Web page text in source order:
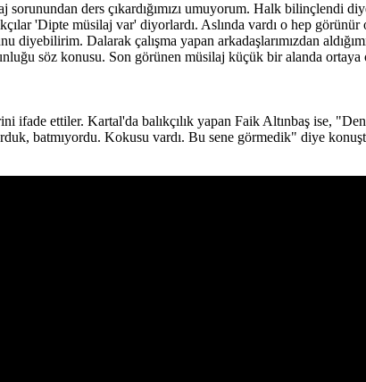
ders çıkardığımızı umuyorum. Halk bilinçlendi
'Dipte müsilaj var' diyorlardı. Aslında vardı o hep
diyebilirim. Dalarak çalışma yapan arkadaşlarımızdan
söz konusu. Son görünen müsilaj küçük bir alanda ortaya
ifade ettiler. Kartal'da balıkçılık yapan Faik Altınbaş ise,
batmıyordu. Kokusu vardı. Bu sene görmedik" diye